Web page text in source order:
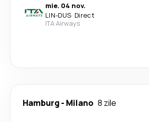
mie. 04 nov.
LIN-DUS· Direct
ITA Airways
Hamburg- Milano 8 zile